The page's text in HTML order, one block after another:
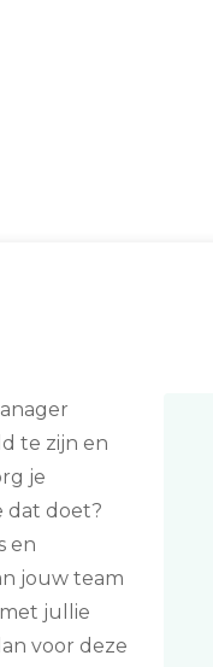
te zijn en
je
dat doet?
en
jouw team
jullie
voor deze